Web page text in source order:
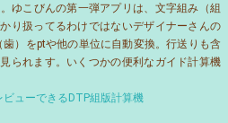
ゆこびんの第一弾アプリは、文字組み（組
り扱ってるわけではないデザイナーさんの
）をptや他の単位に自動変換。行送りも含
られます。いくつかの便利なガイド計算機
ビューできるDTP組版計算機